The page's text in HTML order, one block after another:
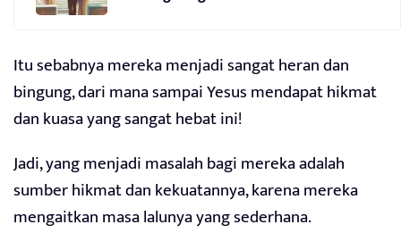
Itu sebabnya mereka menjadi sangat heran dan
bingung, dari mana sampai Yesus mendapat hikmat
dan kuasa yang sangat hebat ini!
Jadi, yang menjadi masalah bagi mereka adalah
sumber hikmat dan kekuatannya, karena mereka
mengaitkan masa lalunya yang sederhana.